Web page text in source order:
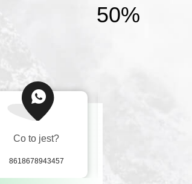
50%
Co to jest?
8618678943457